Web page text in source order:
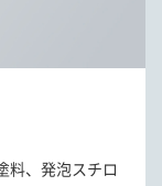
料、発泡スチロ